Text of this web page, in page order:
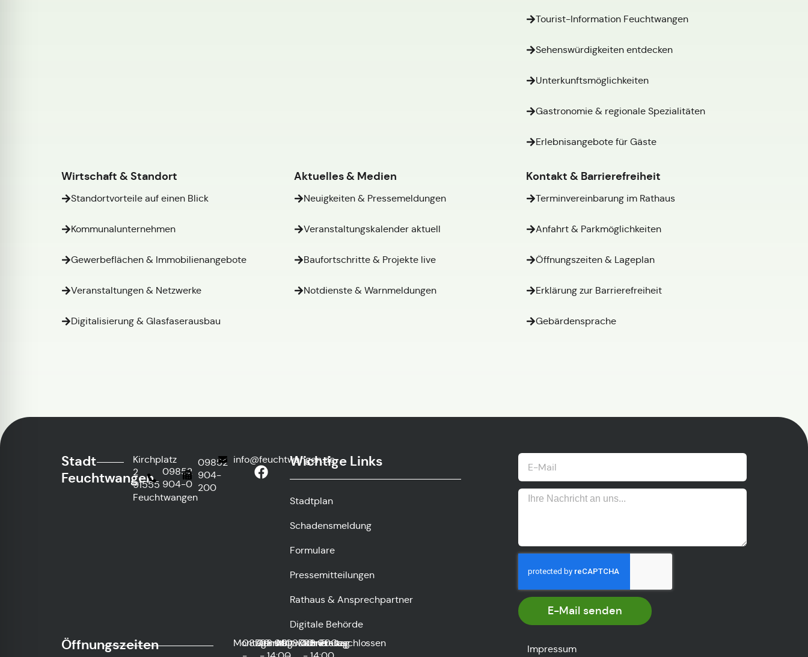
Tourist-Information Feuchtwangen
Sehenswürdigkeiten entdecken
Unterkunftsmöglichkeiten
Gastronomie & regionale Spezialitäten
Erlebnisangebote für Gäste
Wirtschaft & Standort
Standortvorteile auf einen Blick
Kommunalunternehmen
Gewerbeflächen & Immobilienangebote
Veranstaltungen & Netzwerke
Digitalisierung & Glasfaserausbau
Aktuelles & Medien
Neuigkeiten & Pressemeldungen
Veranstaltungskalender aktuell
Baufortschritte & Projekte live
Notdienste & Warnmeldungen
Kontakt & Barrierefreiheit
Terminvereinbarung im Rathaus
Anfahrt & Parkmöglichkeiten
Öffnungszeiten & Lageplan
Erklärung zur Barrierefreiheit
Gebärdensprache
Stadt
Feuchtwangen
Kirchplatz
2
91555
Feuchtwangen
09852
904-0
09852
904-
200
info@feuchtwangen.deWichtige Links
Stadtplan
Schadensmeldung
Formulare
Pressemitteilungen
Rathaus & Ansprechpartner
Digitale Behörde
E-Mail senden
Öffnungszeiten Montag
08:00
Dienstag
08:00
undMittwoch
08:00
Donnerstag
08:00
undFreitag
Geschlossen
Impressum